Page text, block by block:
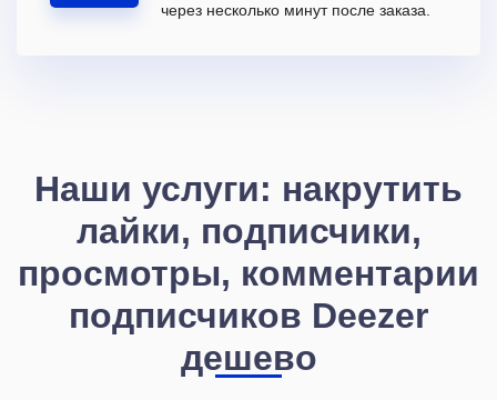
через несколько минут после заказа.
Наши услуги: накрутить
лайки, подписчики,
просмотры, комментарии
подписчиков Deezer
дешево